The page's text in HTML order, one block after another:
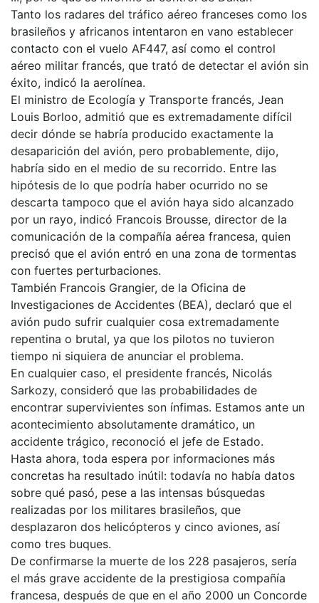
Tanto los radares del tráfico aéreo franceses como los
brasileños y africanos intentaron en vano establecer
contacto con el vuelo AF447, así como el control
aéreo militar francés, que trató de detectar el avión sin
éxito, indicó la aerolínea.
El ministro de Ecología y Transporte francés, Jean
Louis Borloo, admitió que es extremadamente difícil
decir dónde se habría producido exactamente la
desaparición del avión, pero probablemente, dijo,
habría sido en el medio de su recorrido. Entre las
hipótesis de lo que podría haber ocurrido no se
descarta tampoco que el avión haya sido alcanzado
por un rayo, indicó Francois Brousse, director de la
comunicación de la compañía aérea francesa, quien
precisó que el avión entró en una zona de tormentas
con fuertes perturbaciones.
También Francois Grangier, de la Oficina de
Investigaciones de Accidentes (BEA), declaró que el
avión pudo sufrir cualquier cosa extremadamente
repentina o brutal, ya que los pilotos no tuvieron
tiempo ni siquiera de anunciar el problema.
En cualquier caso, el presidente francés, Nicolás
Sarkozy, consideró que las probabilidades de
encontrar supervivientes son ínfimas. Estamos ante un
acontecimiento absolutamente dramático, un
accidente trágico, reconoció el jefe de Estado.
Hasta ahora, toda espera por informaciones más
concretas ha resultado inútil: todavía no había datos
sobre qué pasó, pese a las intensas búsquedas
realizadas por los militares brasileños, que
desplazaron dos helicópteros y cinco aviones, así
como tres buques.
De confirmarse la muerte de los 228 pasajeros, sería
el más grave accidente de la prestigiosa compañía
francesa, después de que en el año 2000 un Concorde